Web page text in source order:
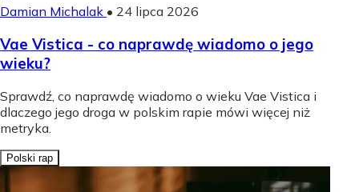
Damian Michalak • 24 lipca 2026
Vae Vistica - co naprawdę wiadomo o jego
wieku?
Sprawdź, co naprawdę wiadomo o wieku Vae Vistica i
dlaczego jego droga w polskim rapie mówi więcej niż
metryka.
Polski rap